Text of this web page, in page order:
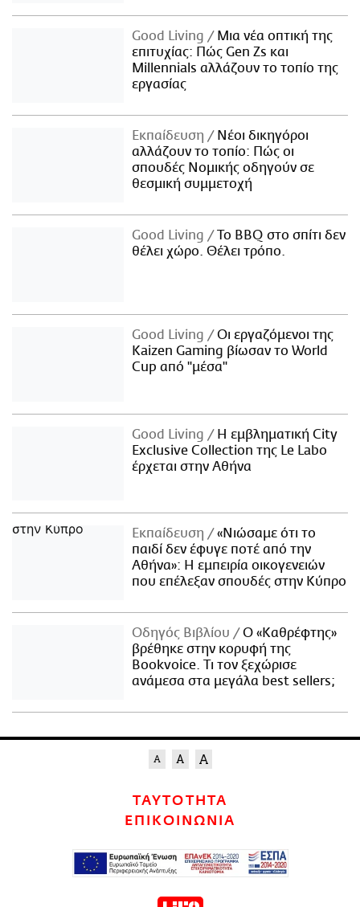
Good Living
Μια νέα οπτική της
επιτυχίας: Πώς Gen Zs και
Millennials αλλάζουν το τοπίο της
εργασίας
Εκπαίδευση
Νέοι δικηγόροι
αλλάζουν το τοπίο: Πώς οι
σπουδές Νομικής οδηγούν σε
θεσμική συμμετοχή
Good Living
Το BBQ στο σπίτι δεν
θέλει χώρο. Θέλει τρόπο.
Good Living
Οι εργαζόμενοι της
Kaizen Gaming βίωσαν το World
Cup από "μέσα"
Good Living
Η εμβληματική City
Exclusive Collection της Le Labo
έρχεται στην Αθήνα
Εκπαίδευση
«Νιώσαμε ότι το
παιδί δεν έφυγε ποτέ από την
Αθήνα»: Η εμπειρία οικογενειών
που επέλεξαν σπουδές στην Κύπρο
Οδηγός Βιβλίου
Ο «Καθρέφτης»
βρέθηκε στην κορυφή της
Bookvoice. Τι τον ξεχώρισε
ανάμεσα στα μεγάλα best sellers;
ΤΑΥΤΟΤΗΤΑ
ΕΠΙΚΟΙΝΩΝΙΑ